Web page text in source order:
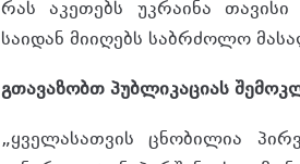
რას აკეთებს უკრაინა
საიდან მიიღებს საბრძოლო
გთავაზობთ პუბლიკაციას
„ყველასათვის ცნობილია